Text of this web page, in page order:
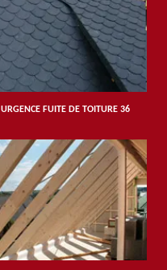
URGENCE FUITE DE TOITURE 36